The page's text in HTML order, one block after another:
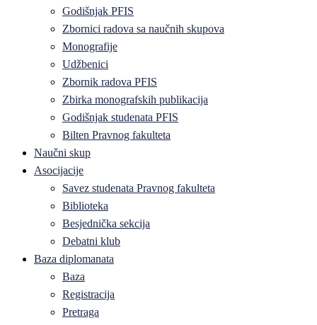
Godišnjak PFIS
Zbornici radova sa naučnih skupova
Monografije
Udžbenici
Zbornik radova PFIS
Zbirka monografskih publikacija
Godišnjak studenata PFIS
Bilten Pravnog fakulteta
Naučni skup
Asocijacije
Savez studenata Pravnog fakulteta
Biblioteka
Besjednička sekcija
Debatni klub
Baza diplomanata
Baza
Registracija
Pretraga